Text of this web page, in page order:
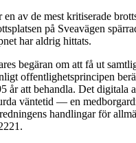
en av de mest kritiserade
på Sveavägen
har aldrig hittats.
begäran om att få ut
offentlighetsprincipen
år att behandla. Det digitala
väntetid — en
handlingar för